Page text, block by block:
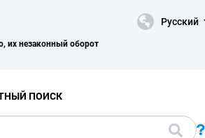
их незаконный оборот
Русский
ПОИСК